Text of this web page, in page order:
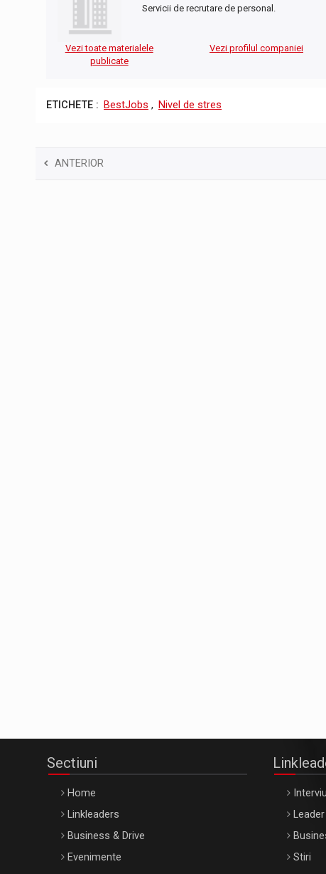
Servicii de recrutare de personal.
Vezi toate materialele
publicate
Vezi profilul companiei
ETICHETE : BestJobs , Nivel de stres
ANTERIOR
Sectiuni
Home
Linkleaders
Business & Drive
Evenimente
Stiri